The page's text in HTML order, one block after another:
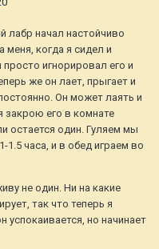
лабр начал настойчиво
меня, когда я сидел и
игнорировал его и
же он лает, прыгает и
Он может лаять и
закрою его в комнате
остается один. Гуляем мы
1.5 часа, и в обед играем во
не один. Ни на какие
так что теперь я
но начинает